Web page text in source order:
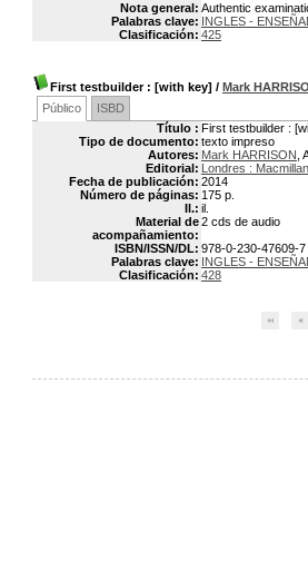
Nota general: Authentic
Palabras clave: INGLES -
Clasificación: 425
First testbuilder: [with key] / Mark
Público
ISBD
Título : First testbuilder :
Tipo de documento: texto impreso
Autores: Mark HARRISON ,
Editorial: Londres : Macmillan
Fecha de publicación: 2014
Número de páginas: 175 p.
Il.: il.
Material de
acompañamiento:
2 cds de audio
ISBN/ISSN/DL: 978-0-230-47609-7
Palabras clave: INGLES -
Clasificación: 428